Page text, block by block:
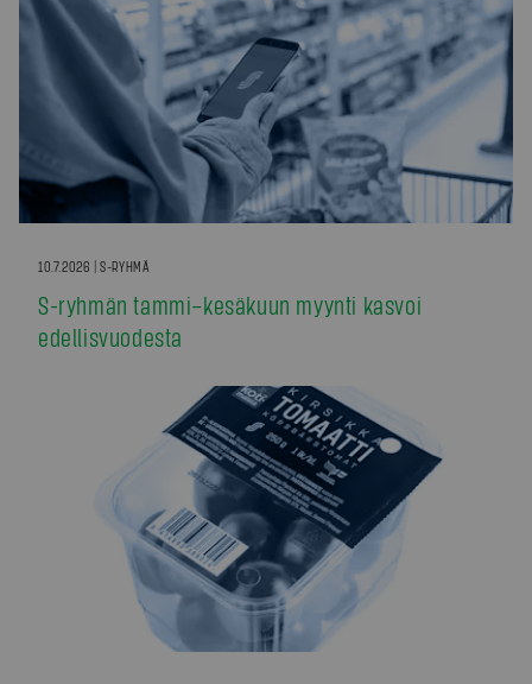
10.7.2026 | S-RYHMÄ
S-ryhmän tammi–kesäkuun myynti kasvoi
edellisvuodesta